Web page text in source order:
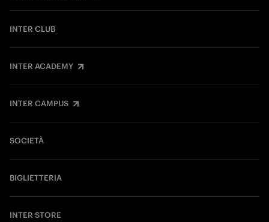
INTER CLUB
INTER ACADEMY
INTER CAMPUS
SOCIETÀ
BIGLIETTERIA
INTER STORE